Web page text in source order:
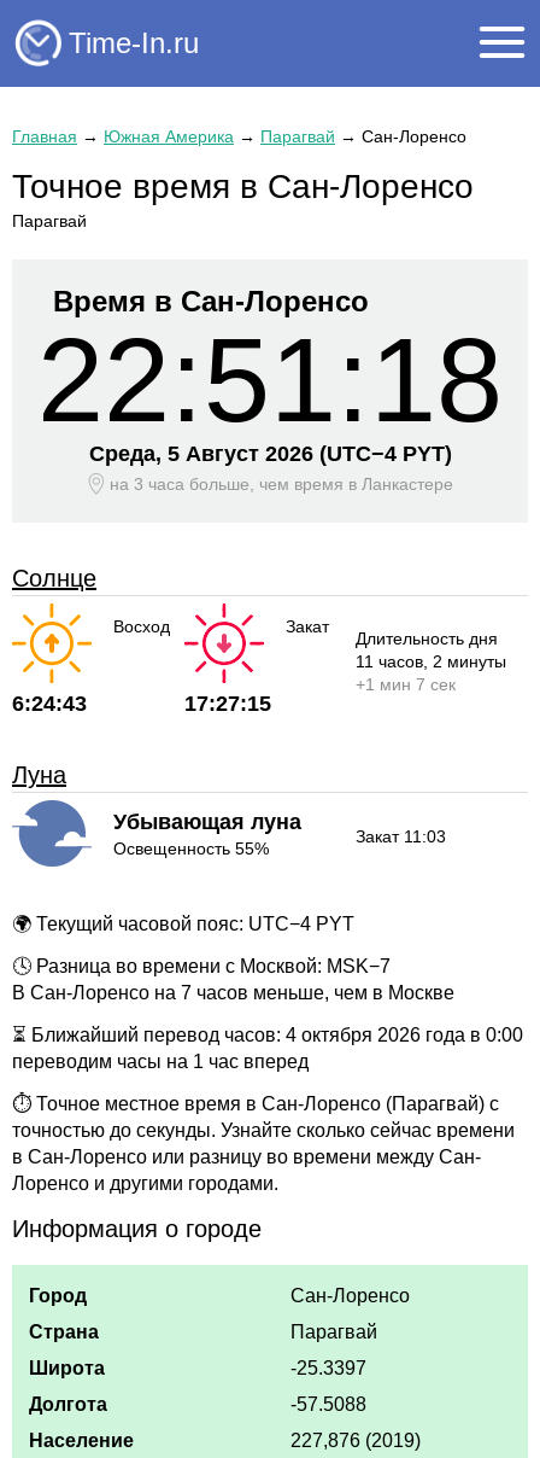
Time-In.ru
Главная → Южная Америка → Парагвай → Сан-Лоренсо
Точное время в Сан-Лоренсо
Парагвай
Время в Сан-Лоренсо
22:51:18
Среда, 5 Август 2026 (UTC−4 PYT)
на 3 часа больше, чем время в Ланкастере
Солнце
Восход
6:24:43
Закат
17:27:15
Длительность дня
11 часов , 2 минуты
+1 мин7 сек
Луна
Убывающая луна
Освещенность 55%
Закат 11:03
🌍 Текущий часовой пояс: UTC−4 PYT
🕓 Разница во времени с Москвой: MSK−7
В Сан-Лоренсо на 7 часов меньше, чем в Москве
⏳ Ближайший перевод часов: 4 октября 2026 года в 0:00
переводим часы на 1 час вперед
⏱ Точное местное время в Сан-Лоренсо (Парагвай) с
точностью до секунды. Узнайте сколько сейчас времени
в Сан-Лоренсо или разницу во времени между Сан-
Лоренсо и другими городами.
Информация о городе
Город
Сан-Лоренсо
Страна
Парагвай
Широта
-25.3397
Долгота
-57.5088
Население
227,876 (2019)